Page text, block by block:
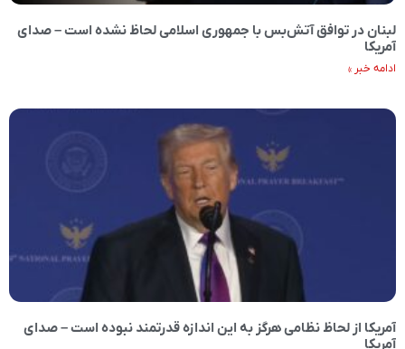
لبنان در توافق آتش‌بس با جمهوری اسلامی لحاظ نشده است – صدای
آمریکا
ادامه خبر »
آمریکا از لحاظ نظامی هرگز به این اندازه قدرتمند نبوده است – صدای
آمریکا